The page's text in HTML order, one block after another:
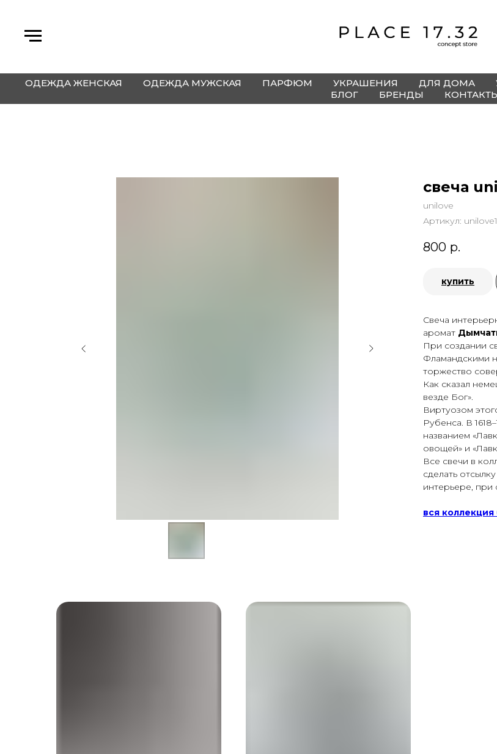
ОДЕЖДА ЖЕНСКАЯ ОДЕЖДА МУЖСКАЯ ПАРФЮМ УКРАШЕНИЯ ДЛЯ ДОМА
БЛОГ
БРЕНДЫ
свеча
unilove
Артикул:
800 р.
купить
Свеча
аромат
При создании
Фламандскими
торжество
Как сказал
везде Бог».
Виртуозом
Рубенса. В
названием
овощей» и
Все свечи в
сделать
интерьере, при
вся